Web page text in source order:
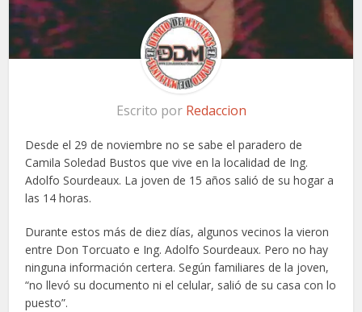
Escrito por Redaccion
Desde el 29 de noviembre no se sabe el paradero de
Camila Soledad Bustos que vive en la localidad de Ing.
Adolfo Sourdeaux. La joven de 15 años salió de su hogar a
las 14 horas.
Durante estos más de diez días, algunos vecinos la vieron
entre Don Torcuato e Ing. Adolfo Sourdeaux. Pero no hay
ninguna información certera. Según familiares de la joven,
“no llevó su documento ni el celular, salió de su casa con lo
puesto”.